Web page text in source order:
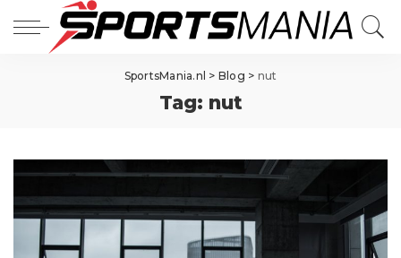
SportsMania.nl > Blog > nut
Tag: nut